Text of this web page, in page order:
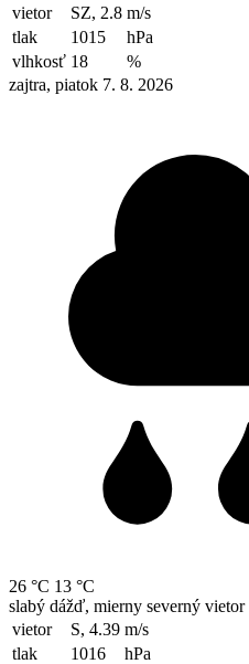
vietor
SZ, 2.8 m/s
tlak
1015
hPa
vlhkosť 18
%
zajtra, piatok 7. 8. 2026
26 °C 13 °C
slabý dážď, mierny severný vietor
vietor
S, 4.39 m/s
tlak
1016
hPa